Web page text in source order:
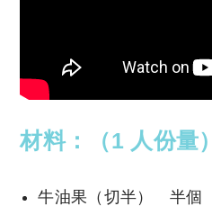
材料：（1 人份量）
牛油果（切半） 半個